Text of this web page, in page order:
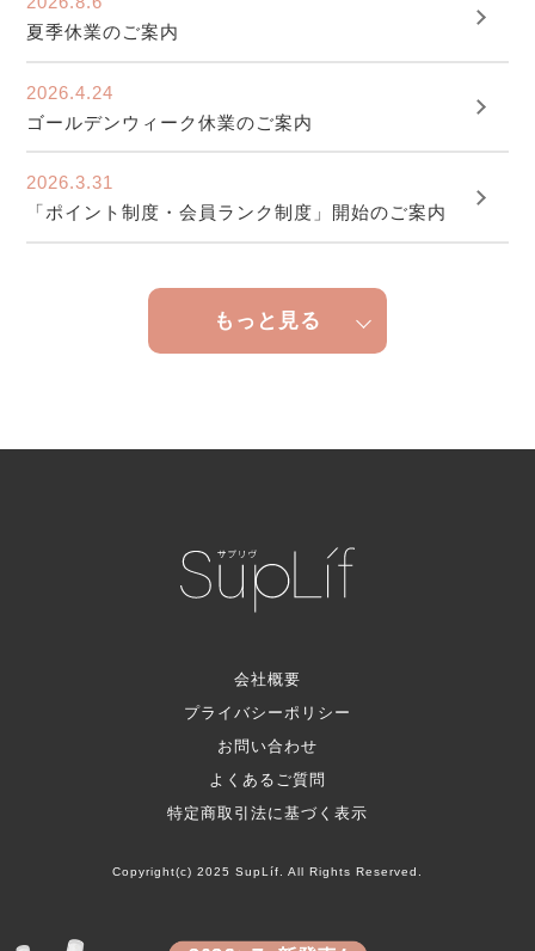
夏季休業のご案内
2026.4.24
ゴールデンウィーク休業のご案内
2026.3.31
「ポイント制度・会員ランク制度」開始のご案内
もっと見る
会社概要
プライバシーポリシー
お問い合わせ
よくあるご質問
特定商取引法に基づく表示
Copyright(c) 2025 SupLíf. All Rights Reserved.